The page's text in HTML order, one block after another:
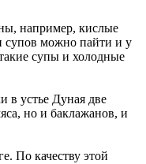
например, кислые
супов можно пайти и у
супы и холодные
в устье Дуная две
но и баклажанов, и
По качеству этой